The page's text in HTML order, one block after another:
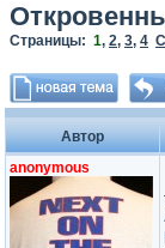
Страницы: 1, 2, 3, 4
Автор
anonymous